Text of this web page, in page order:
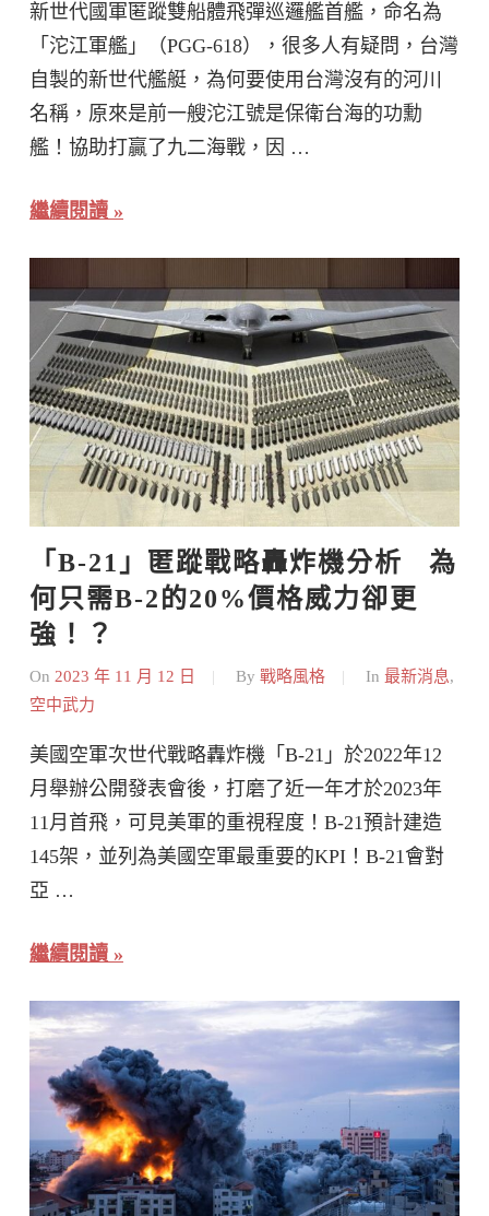
新世代國軍匿蹤雙船體飛彈巡邏艦首艦，命名為
「沱江軍艦」（PGG-618），很多人有疑問，台灣
自製的新世代艦艇，為何要使用台灣沒有的河川
名稱，原來是前一艘沱江號是保衛台海的功勳
艦！協助打贏了九二海戰，因 …
繼續閱讀
「B-21」匿蹤戰略轟炸機分析   為
何只需B-2的20%價格威力卻更
強！？
On 2023 年 11 月 12 日 By 戰略風格 In 最新消息,
空中武力
美國空軍次世代戰略轟炸機「B-21」於2022年12
月舉辦公開發表會後，打磨了近一年才於2023年
11月首飛，可見美軍的重視程度！B-21預計建造
145架，並列為美國空軍最重要的KPI！B-21會對
亞 …
繼續閱讀